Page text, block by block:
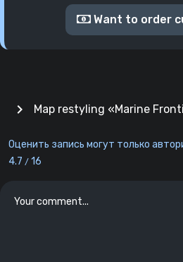
Want to order
Map restyling «Marine
chevron_right
Оценить запись могут только
4.7 / 16